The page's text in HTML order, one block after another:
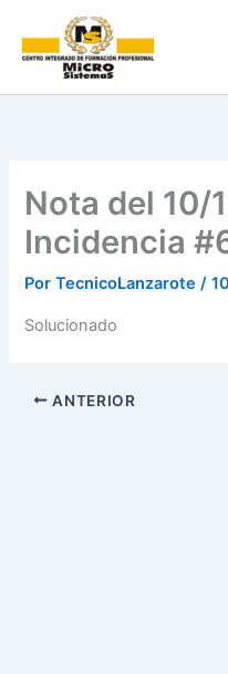
contenido
Nota del 10/
Incidencia
PorTecnicoLanzarote/
Solucionado
ANTERIOR